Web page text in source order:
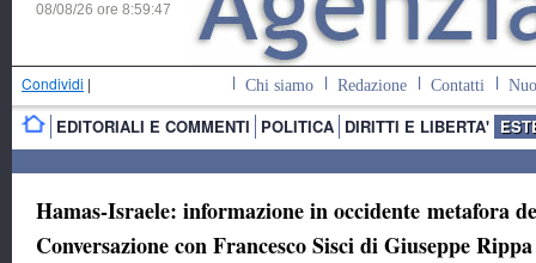
08/08/26 ore 8:59:48
Condividi | Chi siamo Redazione Contatti
EDITORIALI E COMMENTI POLITICA DIRITTI E LIBERTA'
Hamas-Israele: informazione in occidente metafora
Conversazione con Francesco Sisci di Giuseppe Rippa